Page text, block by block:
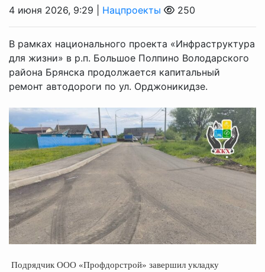
4 июня 2026, 9:29 | Нацпроекты 250
В рамках национального проекта «Инфраструктура
для жизни» в р.п. Большое Полпино Володарского
района Брянска продолжается капитальный
ремонт автодороги по ул. Орджоникидзе.
Подрядчик ООО «Профдорстрой» завершил укладку